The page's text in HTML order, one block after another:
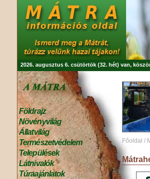
2026. augusztus 6. csütörtök (32. hét) van,
Földrajz
Növényvilág
Állatvilág
Természetvédelem
Települések
Látnivalók
Túraajánlatok
Főoldal /